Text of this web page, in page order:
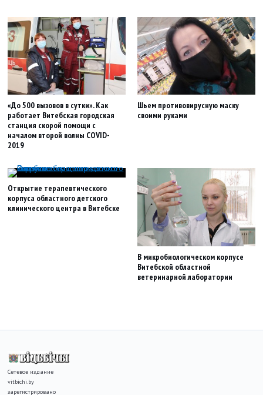
«До 500 вызовов в сутки». Как
работает Витебская городская
станция скорой помощи с
началом второй волны COVID-
2019
Шьем противовирусную маску
своими руками
Открытие терапевтического
корпуса областного детского
клинического центра в Витебске
В микробиологическом корпусе
Витебской областной
ветеринарной лаборатории
Сетевое издание
vitbichi.by
зарегистрировано